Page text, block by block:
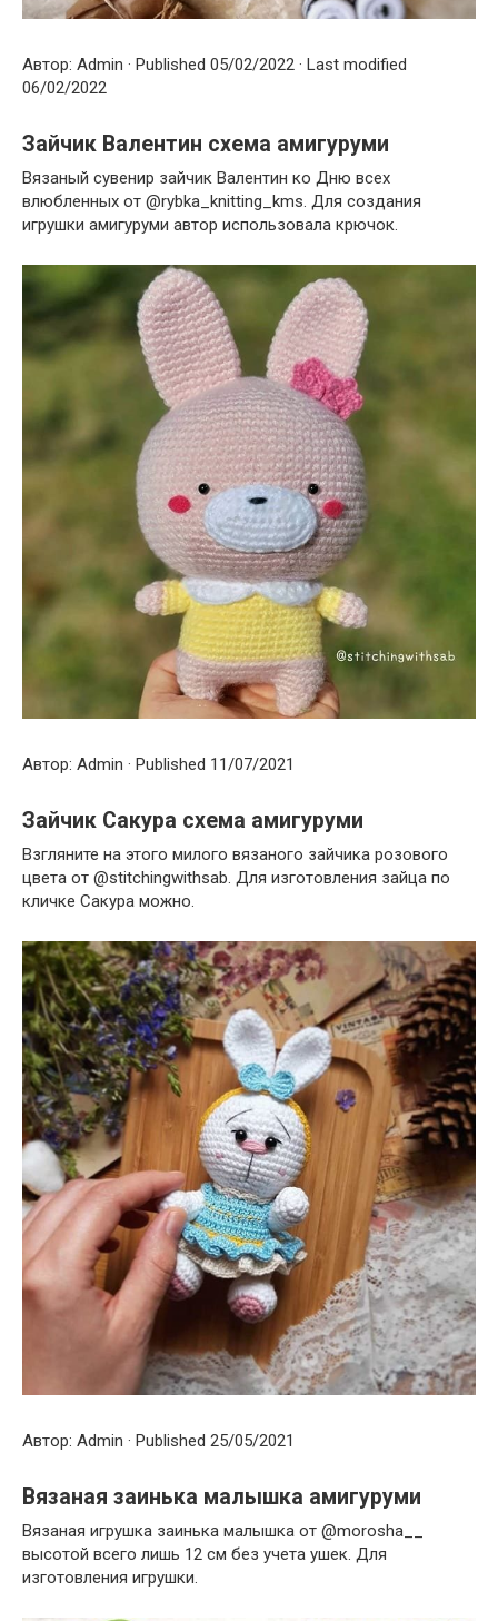
Автор: Admin · Published 05/02/2022 · Last modified
06/02/2022
Зайчик Валентин схема амигуруми
Вязаный сувенир зайчик Валентин ко Дню всех
влюбленных от @rybka_knitting_kms. Для создания
игрушки амигуруми автор использовала крючок.
Автор: Admin · Published 11/07/2021
Зайчик Сакура схема амигуруми
Взгляните на этого милого вязаного зайчика розового
цвета от @stitchingwithsab. Для изготовления зайца по
кличке Сакура можно.
Автор: Admin · Published 25/05/2021
Вязаная заинька малышка амигуруми
Вязаная игрушка заинька малышка от @morosha__
высотой всего лишь 12 см без учета ушек. Для
изготовления игрушки.